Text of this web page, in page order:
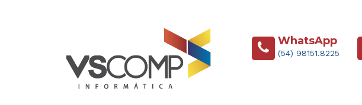
WhatsApp
(54) 98151.8225